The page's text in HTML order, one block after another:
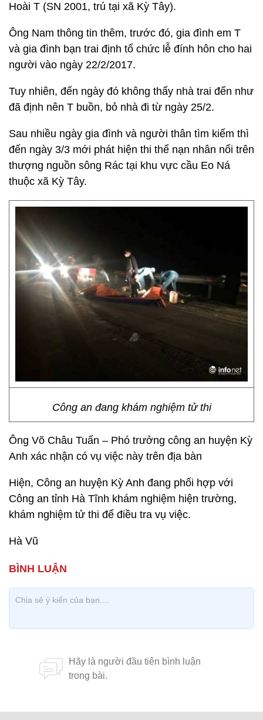
Hoài T (SN 2001, trú tại xã Kỳ Tây).
Ông Nam thông tin thêm, trước đó, gia đình em T
và gia đình bạn trai định tổ chức lễ đính hôn cho hai
người vào ngày 22/2/2017.
Tuy nhiên, đến ngày đó không thấy nhà trai đến như
đã định nên T buồn, bỏ nhà đi từ ngày 25/2.
Sau nhiều ngày gia đình và người thân tìm kiếm thì
đến ngày 3/3 mới phát hiện thi thể nạn nhân nổi trên
thượng nguồn sông Rác tại khu vực cầu Eo Ná
thuộc xã Kỳ Tây.
Công an đang khám nghiệm tử thi
Ông Võ Châu Tuấn – Phó trưởng công an huyện Kỳ
Anh xác nhận có vụ việc này trên địa bàn
Hiện, Công an huyện Kỳ Anh đang phối hợp với
Công an tỉnh Hà Tĩnh khám nghiệm hiện trường,
khám nghiệm tử thi để điều tra vụ việc.
Hà Vũ